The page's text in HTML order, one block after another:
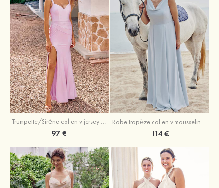
Trumpette/Sirène col en v jersey ras du sol robe de demoiselle d'honneur
97 € 114 €